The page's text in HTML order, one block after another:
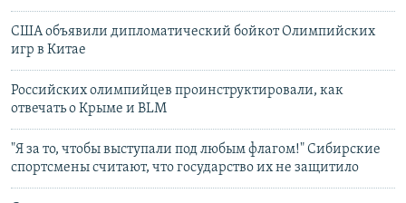
США объявили дипломатический бойкот Олимпийских
игр в Китае
Российских олимпийцев проинструктировали, как
отвечать о Крыме и BLM
"Я за то, чтобы выступали под любым флагом!" Сибирские
спортсмены считают, что государство их не защитило